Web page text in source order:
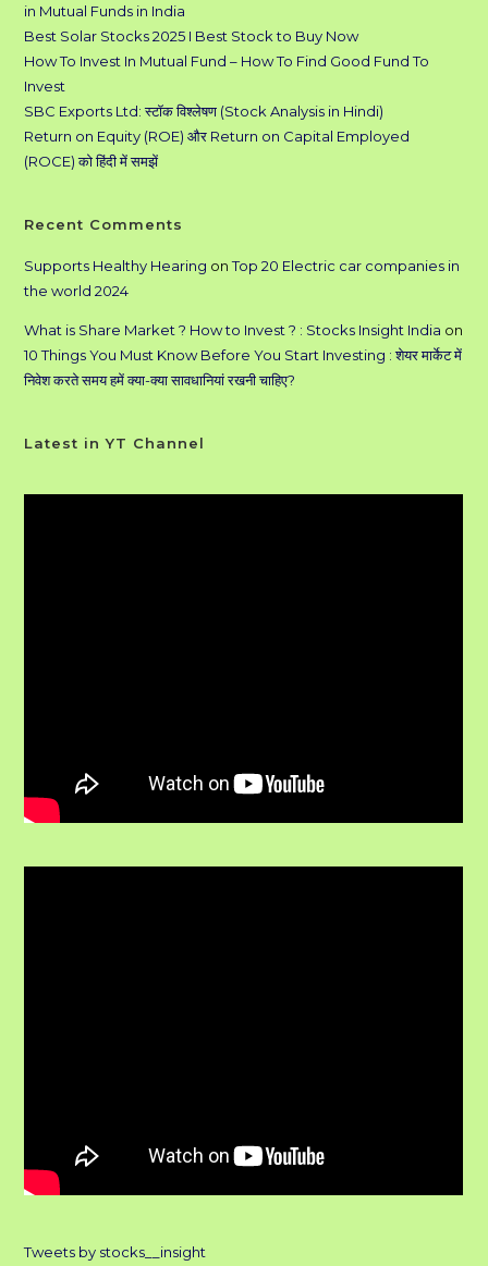
in Mutual Funds in India
Best Solar Stocks 2025 I Best Stock to Buy Now
How To Invest In Mutual Fund – How To Find Good Fund To
Invest
SBC Exports Ltd: स्टॉक विश्लेषण (Stock Analysis in Hindi)
Return on Equity (ROE) और Return on Capital Employed
(ROCE) को हिंदी में समझें
Recent Comments
Supports Healthy Hearing onTop 20 Electric car companies in
the world 2024
What is Share Market ? How to Invest ? : Stocks Insight India on
10 Things You Must Know Before You Start Investing : शेयर मार्केट में
निवेश करते समय हमें क्या-क्या सावधानियां रखनी चाहिए?
Latest in YT Channel
Tweets by stocks__insight